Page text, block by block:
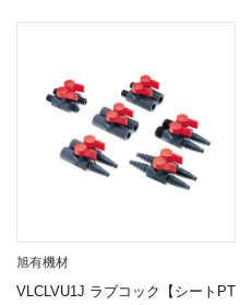
旭有機材
VLCLVU1J ラブコック【シートPT